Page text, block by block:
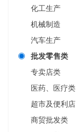
化工生产
机械制造
汽车生产
批发零售类
专卖店类
医药、医疗类
超市及便利店
商贸批发类